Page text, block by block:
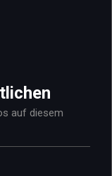
auf diesem